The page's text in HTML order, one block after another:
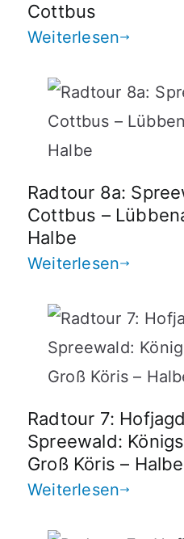
Cottbus
Weiterlesen
Radtour 8a:
Cottbus –
Halbe
Weiterlesen
Radtour 7:
Spreewald:
Groß Köris –
Weiterlesen